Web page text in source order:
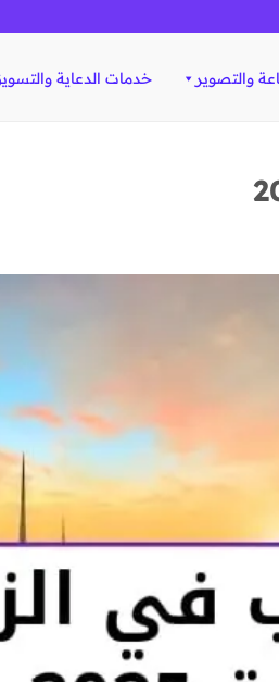
والتصوير خدمات الدعاية